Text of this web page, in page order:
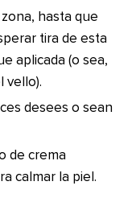
hasta que
tira de esta
aplicada (o sea,
vello).
desees o sean
de crema
calmar la piel.